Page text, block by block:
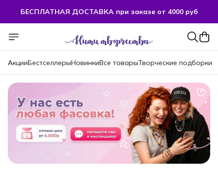
БЕСПЛАТНАЯ ДОСТАВКА при заказе от 4000 руб
БЕСПЛАТНАЯ ДОСТАВКА при заказе от 4000 руб
АкцииБестселлерыНовинкиВсе товарыТворческие подборки